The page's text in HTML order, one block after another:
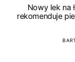
Nowy lek na
rekomenduje